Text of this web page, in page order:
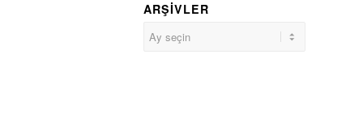
ARŞIVLER